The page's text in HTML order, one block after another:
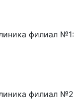
филиал №1:
филиал